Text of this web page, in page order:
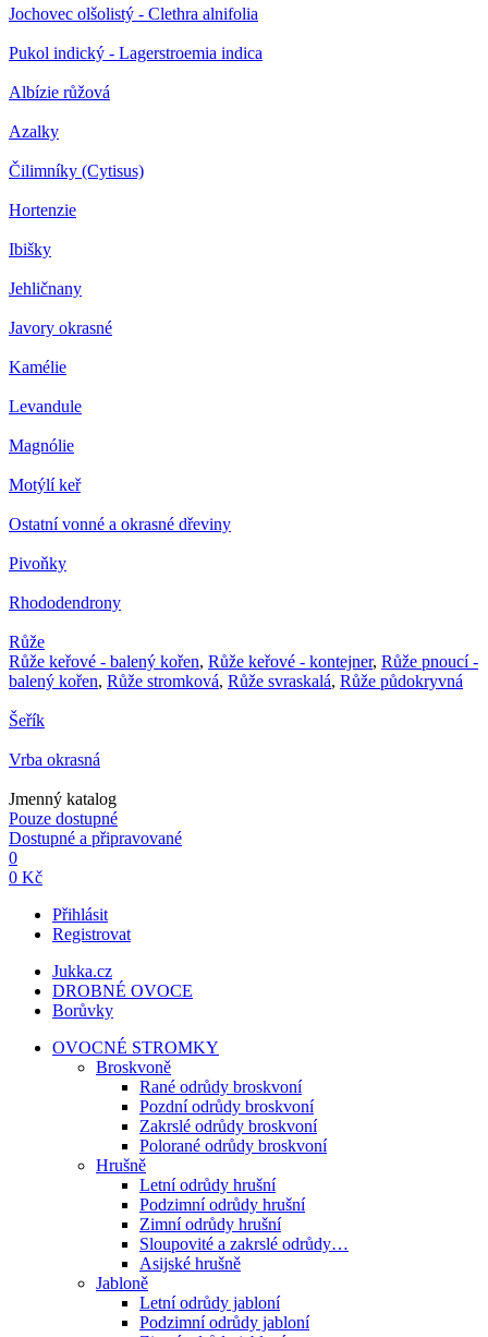
Jochovec olšolistý - Clethra alnifolia
Pukol indický - Lagerstroemia indica
Albízie růžová
Azalky
Čilimníky (Cytisus)
Hortenzie
Ibišky
Jehličnany
Javory okrasné
Kamélie
Levandule
Magnólie
Motýlí keř
Ostatní vonné a okrasné dřeviny
Pivoňky
Rhododendrony
Růže
Růže keřové - balený kořen, Růže keřové - kontejner, Růže pnoucí -
balený kořen, Růže stromková, Růže svraskalá, Růže půdokryvná
Šeřík
Vrba okrasná
Jmenný katalog
Pouze dostupné
Dostupné a připravované
0
0 Kč
Přihlásit
Registrovat
Jukka.cz
DROBNÉ OVOCE
Borůvky
OVOCNÉ STROMKY
Broskvoně
Rané odrůdy broskvoní
Pozdní odrůdy broskvoní
Zakrslé odrůdy broskvoní
Polorané odrůdy broskvoní
Hrušně
Letní odrůdy hrušní
Podzimní odrůdy hrušní
Zimní odrůdy hrušní
Sloupovité a zakrslé odrůdy…
Asijské hrušně
Jabloně
Letní odrůdy jabloní
Podzimní odrůdy jabloní